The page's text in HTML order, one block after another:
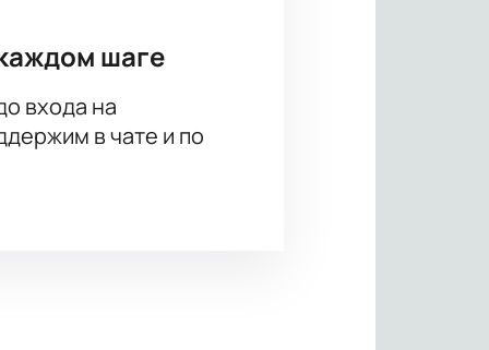
шаге
входа на
в чате и по